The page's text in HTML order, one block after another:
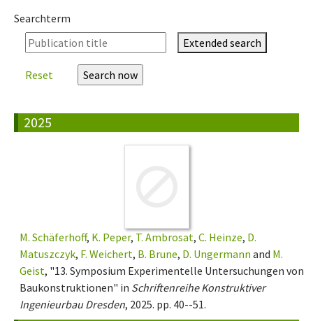
Searchterm
Extended search
Reset
2025
M. Schäferhoff, K. Peper, T. Ambrosat, C. Heinze, D.
Matuszczyk, F. Weichert, B. Brune, D. Ungermann and M.
Geist, "13. Symposium Experimentelle Untersuchungen von
Baukonstruktionen" in Schriftenreihe Konstruktiver
Ingenieurbau Dresden, 2025. pp. 40--51.